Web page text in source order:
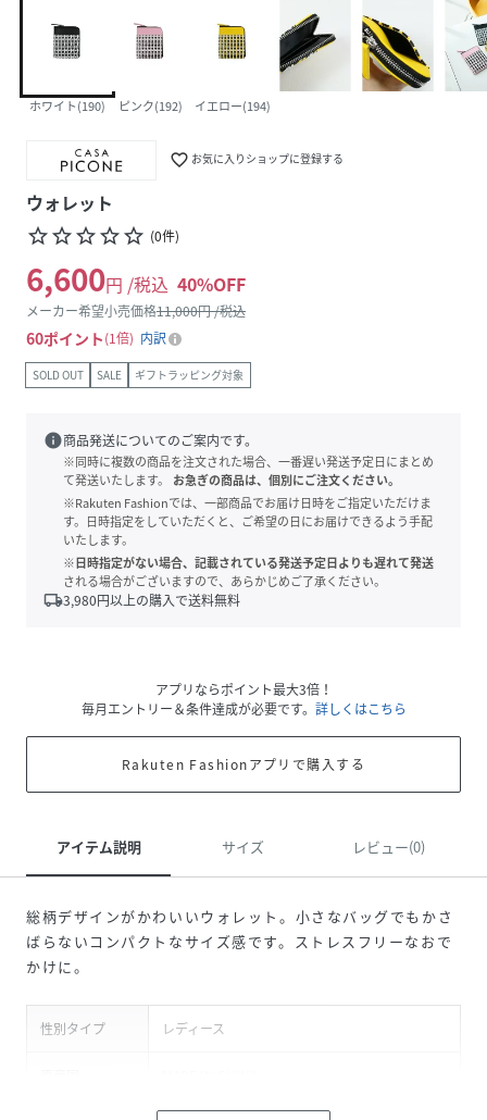
ホワイト(190) ピンク(192) イエロー(194)
favorite_border お気に入りショップに登録する
ウォレット
star_borderstar_borderstar_borderstar_borderstar_border (0件)
6,600円 /税込 40%OFF
メーカー希望小売価格11,000円 /税込
60ポイント 1倍 内訳
SOLD OUT SALE ギフトラッピング対象
info商品発送についてのご案内です。
※同時に複数の商品を注文された場合、一番遅い発送予定日にまとめ
て発送いたします。
お急ぎの商品は、個別にご注文ください。
※Rakuten Fashionでは、一部商品でお届け日時をご指定いただけま
す。日時指定をしていただくと、ご希望の日にお届けできるよう手配
いたします。
※日時指定がない場合、記載されている発送予定日よりも遅れて発送
される場合がございますので、あらかじめご了承ください。
local_shipping3,980円以上の購入で送料無料
アプリならポイント最大3倍！
毎月エントリー＆条件達成が必要です。 詳しくはこちら
Rakuten Fashionアプリで購入する
アイテム説明 サイズ レビュー(0)
総柄デザインがかわいいウォレット。小さなバッグでもかさ
ばらないコンパクトなサイズ感です。ストレスフリーなおで
かけに。
性別タイプ レディース